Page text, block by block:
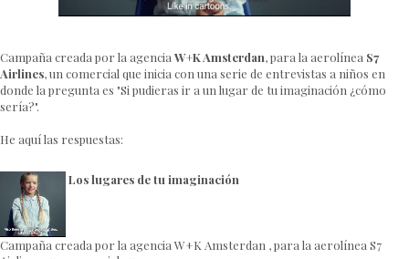
Campaña creada por la agencia W+K Amsterdan, para la aerolínea S7
Airlines, un comercial que inicia con una serie de entrevistas a niños en
donde la pregunta es "Si pudieras ir a un lugar de tu imaginación ¿cómo
sería?".
He aquí las respuestas:
Los lugares de tu imaginación
Campaña creada por la agencia W+K Amsterdan , para la aerolínea S7